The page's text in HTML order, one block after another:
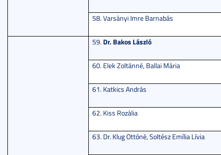
58. Varsányi Imre Barnabás
59. Dr. Bakos László
60. Elek Zoltánné, Ballai Mária
61. Katkics András
62. Kiss Rozália
63. Dr. Klug Ottóné, Soltész Emília Lívia